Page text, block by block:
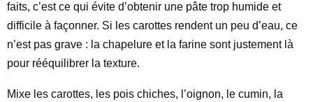
faits, c’est ce qui évite d’obtenir une pâte trop humide et
difficile à façonner. Si les carottes rendent un peu d’eau, ce
n’est pas grave : la chapelure et la farine sont justement là
pour rééquilibrer la texture.
Mixe les carottes, les pois chiches, l’oignon, le cumin, la